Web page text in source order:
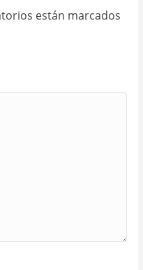
están marcados